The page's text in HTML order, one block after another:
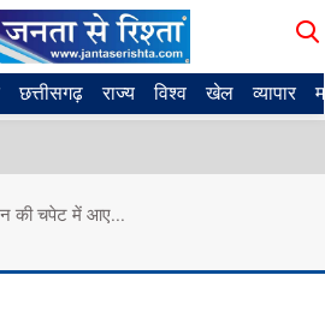
छत्तीसगढ़ राज्य विश्व खेल व्यापार
की चपेट में आए...